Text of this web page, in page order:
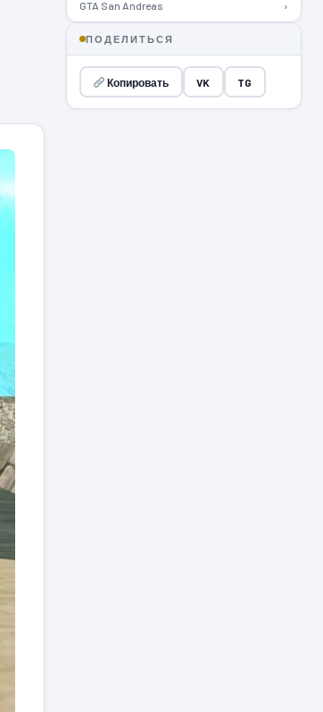
GTA San Andreas ›
ПОДЕЛИТЬСЯ
Копировать VK TG